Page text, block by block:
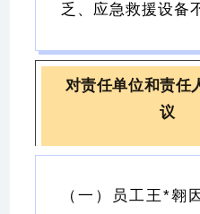
乏、应急救援设备
对责任单位和责任
议
（一）员工王*翱